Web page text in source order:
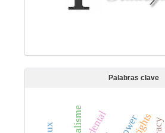
Palabras clave
réalisme